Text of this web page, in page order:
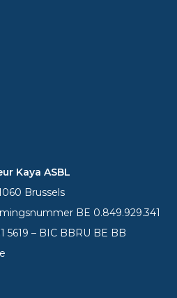
Kaya ASBL
Brussels
BE 0.849.929.341
5619 – BIC BBRU BE BB